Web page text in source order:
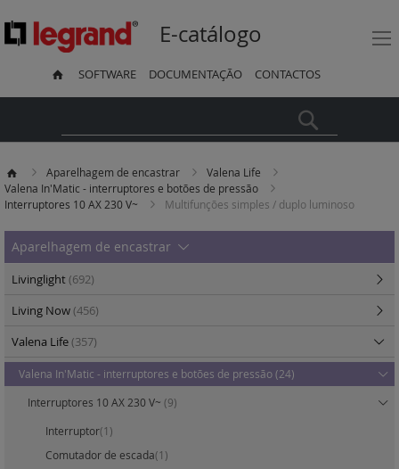
E-catálogo
SOFTWARE DOCUMENTAÇÃO CONTACTOS
Aparelhagem de encastrar
Valena Life
Valena In'Matic - interruptores e botões de pressão
Interruptores 10 AX 230 V~
Multifunções simples / duplo luminoso
Aparelhagem de encastrar
Livinglight(692)
Living Now(456)
Valena Life(357)
Valena In'Matic - interruptores e botões de pressão(24)
Interruptores 10 AX 230 V~ (9)
Interruptor(1)
Comutador de escada(1)